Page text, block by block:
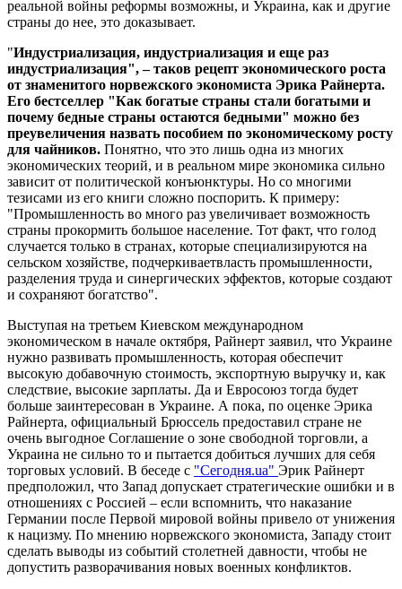
реальной войны реформы возможны, и Украина, как и другие
страны до нее, это доказывает.
"Индустриализация, индустриализация и еще раз
индустриализация", – таков рецепт экономического роста
от знаменитого норвежского экономиста Эрика Райнерта.
Его бестселлер "Как богатые страны стали богатыми и
почему бедные страны остаются бедными" можно без
преувеличения назвать пособием по экономическому росту
для чайников. Понятно, что это лишь одна из многих
экономических теорий, и в реальном мире экономика сильно
зависит от политической конъюнктуры. Но со многими
тезисами из его книги сложно поспорить. К примеру:
"Промышленность во много раз увеличивает возможность
страны прокормить большое население. Тот факт, что голод
случается только в странах, которые специализируются на
сельском хозяйстве, подчеркиваетвласть промышленности,
разделения труда и синергических эффектов, которые создают
и сохраняют богатство".
Выступая на третьем Киевском международном
экономическом в начале октября, Райнерт заявил, что Украине
нужно развивать промышленность, которая обеспечит
высокую добавочную стоимость, экспортную выручку и, как
следствие, высокие зарплаты. Да и Евросоюз тогда будет
больше заинтересован в Украине. А пока, по оценке Эрика
Райнерта, официальный Брюссель предоставил стране не
очень выгодное Соглашение о зоне свободной торговли, а
Украина не сильно то и пытается добиться лучших для себя
торговых условий. В беседе с "Сегодня.ua" Эрик Райнерт
предположил, что Запад допускает стратегические ошибки и в
отношениях с Россией – если вспомнить, что наказание
Германии после Первой мировой войны привело от унижения
к нацизму. По мнению норвежского экономиста, Западу стоит
сделать выводы из событий столетней давности, чтобы не
допустить разворачивания новых военных конфликтов.